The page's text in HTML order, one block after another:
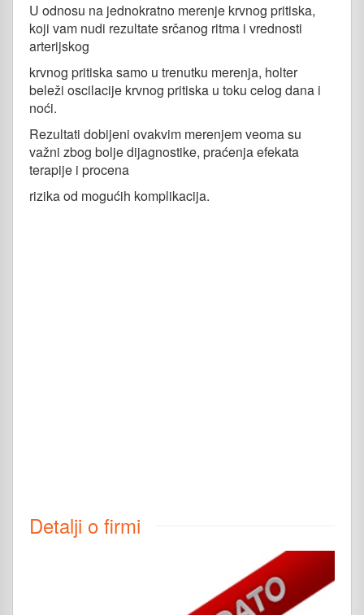
U odnosu na jednokratno merenje krvnog pritiska,
koji vam nudi rezultate srčanog ritma i vrednosti
arterijskog
krvnog pritiska samo u trenutku merenja, holter
beleži oscilacije krvnog pritiska u toku celog dana i
noći.
Rezultati dobijeni ovakvim merenjem veoma su
važni zbog bolje dijagnostike, praćenja efekata
terapije i procena
rizika od mogućih komplikacija.
Detalji o firmi